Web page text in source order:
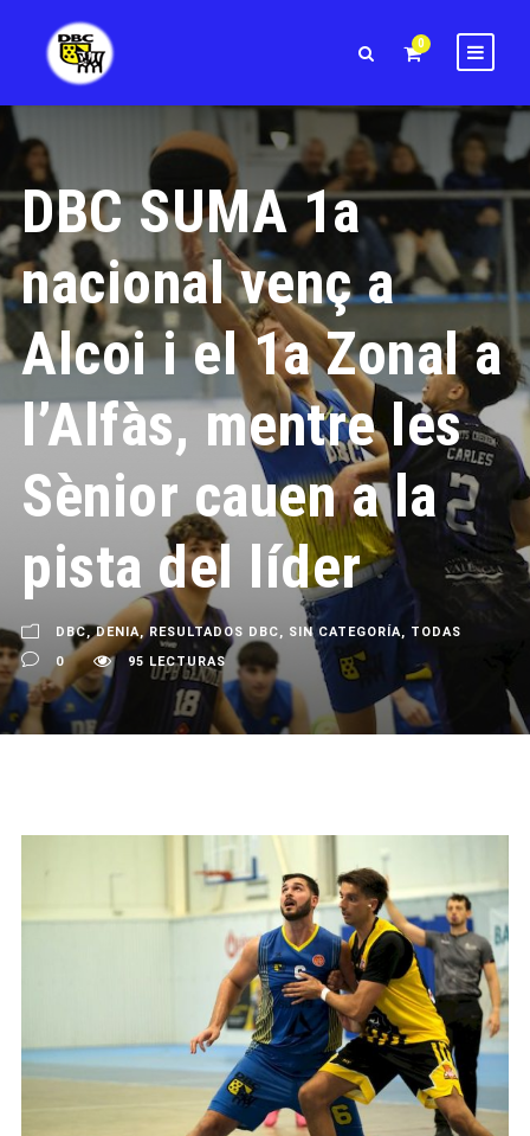
0
DBC SUMA 1a
nacional venç a
Alcoi i el 1a Zonal a
l’Alfàs, mentre les
Sènior cauen a la
pista del líder
DBC, DENIA, RESULTADOS DBC, SIN CATEGORÍA, TODAS
0
95 LECTURAS